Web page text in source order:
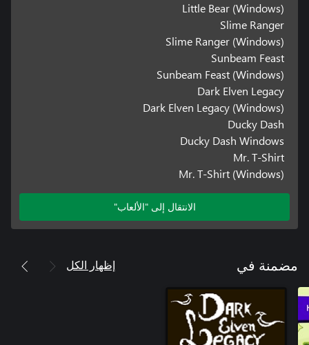
Little Bear (Windows)
Slime Ranger
Slime Ranger (Windows)
Sunbeam Feast
Sunbeam Feast (Windows)
Dark Elven Legacy
Dark Elven Legacy (Windows)
Ducky Dash
Ducky Dash Windows
Mr. T-Shirt
Mr. T-Shirt (Windows)
الانتقال إلى "الألعاب"
مضمنة في إظهار الكل